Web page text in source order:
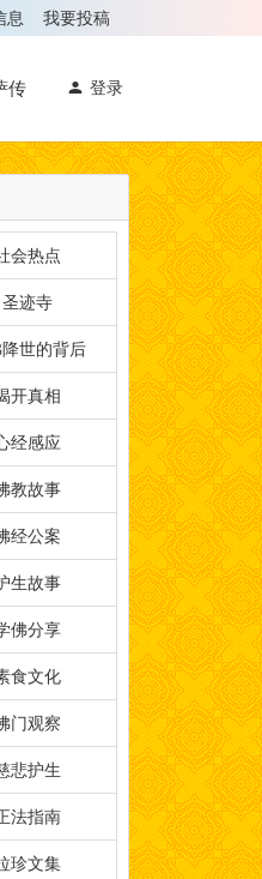
息 我要投稿
登录
传
会热点
圣迹寺
世的背后
开真相
经感应
教故事
经公案
生故事
佛分享
食文化
门观察
悲护生
法指南
珍文集